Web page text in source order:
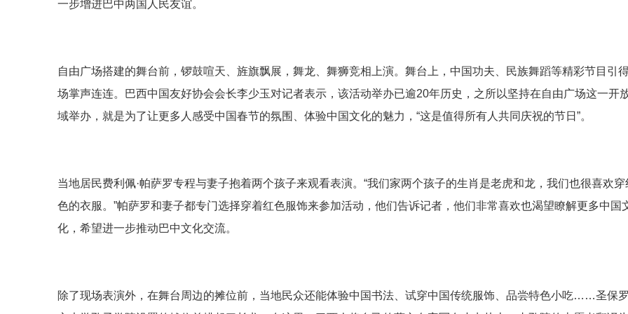
一步增进巴中两国人民友谊。
自由广场搭建的舞台前，锣鼓喧天、旌旗飘展，舞龙、舞狮竞相上演。舞台上，中国功夫、民族舞蹈等精彩节目引
场掌声连连。巴西中国友好协会会长李少玉对记者表示，该活动举办已逾20年历史，之所以坚持在自由广场这一开
域举办，就是为了让更多人感受中国春节的氛围、体验中国文化的魅力，“这是值得所有人共同庆祝的节日”。
当地居民费利佩·帕萨罗专程与妻子抱着两个孩子来观看表演。“我们家两个孩子的生肖是老虎和龙，我们也很喜欢穿
色的衣服。”帕萨罗和妻子都专门选择穿着红色服饰来参加活动，他们告诉记者，他们非常喜欢也渴望瞭解更多中国
化，希望进一步推动巴中文化交流。
除了现场表演外，在舞台周边的摊位前，当地民众还能体验中国书法、试穿中国传统服饰、品尝特色小吃……圣保